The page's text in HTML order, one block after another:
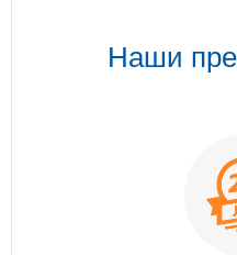
Наши